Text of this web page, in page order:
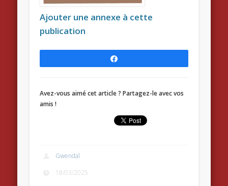
Ajouter une annexe à cette
publication
Avez-vous aimé cet article ? Partagez-le avec vos
amis !
Gwendal
18/03/2025